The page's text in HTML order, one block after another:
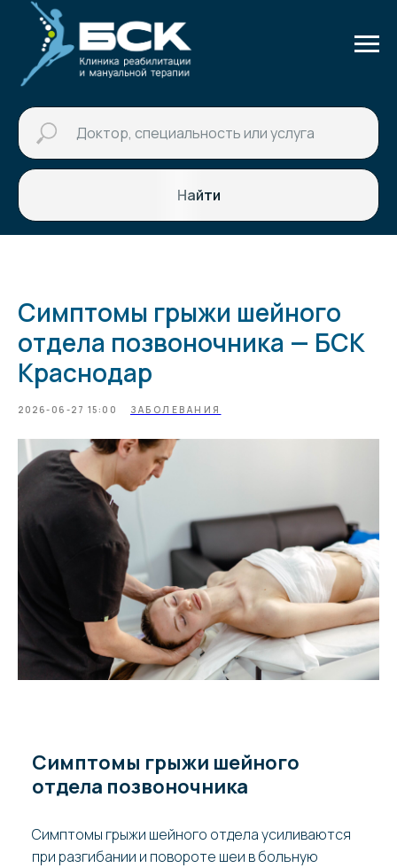
Найти
Симптомы грыжи шейного
отдела позвоночника — БСК
Краснодар
2026-06-27 15:00 ЗАБОЛЕВАНИЯ
Симптомы грыжи шейного
отдела позвоночника
Симптомы грыжи шейного отдела усиливаются
при разгибании и повороте шеи в больную